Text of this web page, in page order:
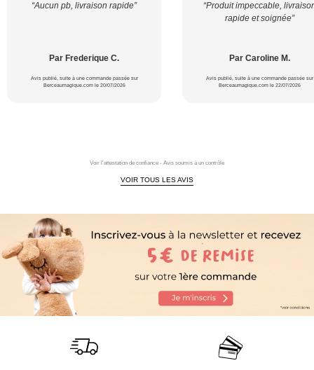
“Aucun pb, livraison rapide”
Par Frederique C.
Avis publié, suite à une commande passée sur
Berceaumagique.com le 20/07/2026
“Produit impeccable,
rapide et soignée”
Par Caroline M.
Avis publié, suite à une commande passée sur
Berceaumagique.com le 22/07/2026
Voir l'attestation de confiance - Avis soumis à un contrôle
VOIR TOUS LES AVIS